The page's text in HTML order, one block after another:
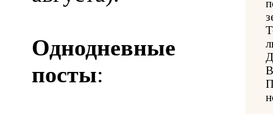
Однодневные
посты: